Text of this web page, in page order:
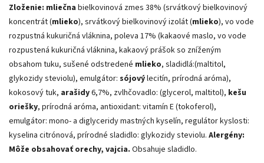
Zloženie: mliečna bielkovinová zmes 38% (srvátkový bielkovinový
koncentrát (mlieko), srvátkový bielkovinový izolát (mlieko), vo vode
rozpustná kukuričná vláknina, poleva 17% (kakaové maslo, vo vode
rozpustená kukuričná vláknina, kakaový prášok so zníženým
obsahom tuku, sušené odstredené mlieko, sladidlá:(maltitol,
glykozidy steviolu), emulgátor: sójovýlecitín, prírodná aróma),
kokosový tuk, arašidy6,7%, zvlhčovadlo: (glycerol, maltitol), kešu
oriešky, prírodná aróma, antioxidant: vitamín E (tokoferol),
emulgátor: mono- a diglyceridy mastných kyselín, regulátor kyslosti:
kyselina citrónová, prírodné sladidlo: glykozidy steviolu. Alergény:
Môže obsahovať orechy, vajcia. Obsahuje sladidlo.